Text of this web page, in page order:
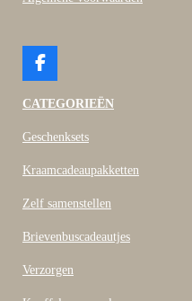
F
c
b
o
CATEGORIEËN
Geschenksets
Kraamcadeaupakketten
Zelf samenstellen
Brievenbuscadeautjes
Verzorgen